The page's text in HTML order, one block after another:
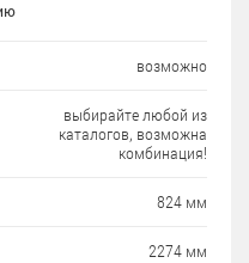
возможно
выбирайте любой из
каталогов, возможна
комбинация!
824 мм
2274 мм